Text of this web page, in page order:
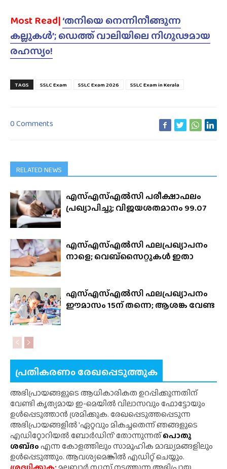
Most Read|‘തനിയെ നെന്നിനീങ്ങുന്ന
കല്ലുകൾ’; ഡെത്ത് വാലിയിലെ നിഗൂഢമായ
രഹസ്യം!
TAGS SSLC Exam SSLC Exam 2026 SSLC Exam in Kerala
0 Comments
RELATED NEWS
എസ്എസ്എൽസി പരീക്ഷാഫലം
പ്രഖ്യാപിച്ചു; വിജയശതമാനം 99.07
എസ്എസ്എൽസി ഫലപ്രഖ്യാപനം
നാളെ; വെബ്‌സൈറ്റുകൾ ഇതാ
എസ്എസ്എൽസി ഫലപ്രഖ്യാപനം
ഈമാസം 15ന് തന്നെ; ആശങ്ക വേണ്ട
പ്രതികരണം രേഖപ്പെടുത്തുക
അഭിപ്രായങ്ങളുടെ ആധികാരികത ഉറപ്പിക്കുന്നതിന്
വേണ്ടി കൃത്യമായ ഇ-മെയിൽ വിലാസവും ഫോട്ടോയും
ഉൾപ്പെടുത്താൻ ശ്രമിക്കുക. രേഖപ്പെടുത്തപ്പെടുന്ന
അഭിപ്രായങ്ങളിൽ 'ഏറ്റവും മികച്ചതെന്ന് ഞങ്ങളുടെ
എഡിറ്റോറിയൽ ബോർഡിന്' തോന്നുന്നത്പൊതു
ശബ്‌ദംഎന്ന കോളത്തിലും സാമൂഹിക മാദ്ധ്യമങ്ങളിലും
ഉൾപ്പെടുത്തും. ആവശ്യമെങ്കിൽ എഡിറ്റ് ചെയ്യും.